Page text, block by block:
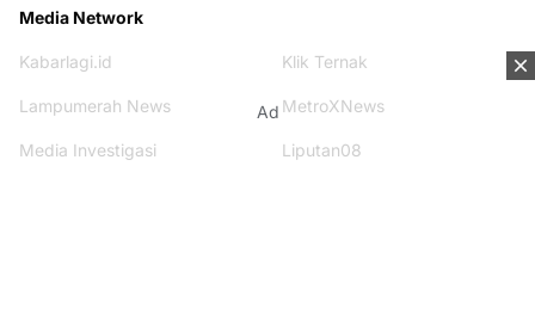
Ad
Media Network
Kabarlagi.id Klik Ternak
Lampumerah News MetroXNews
Media Investigasi Liputan08